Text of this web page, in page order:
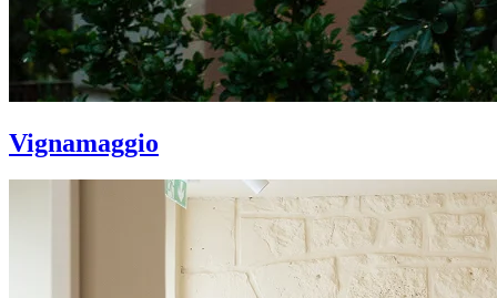
Vignamaggio